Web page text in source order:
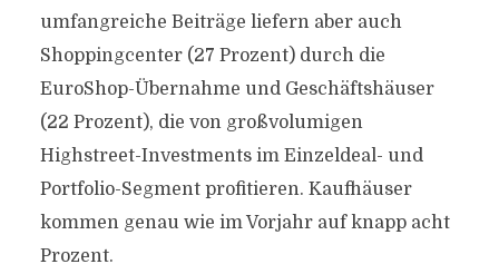
umfangreiche Beiträge liefern aber auch
Shoppingcenter (27 Prozent) durch die
EuroShop-Übernahme und Geschäftshäuser
(22 Prozent), die von großvolumigen
Highstreet-Investments im Einzeldeal- und
Portfolio-Segment profitieren. Kaufhäuser
kommen genau wie im Vorjahr auf knapp acht
Prozent.